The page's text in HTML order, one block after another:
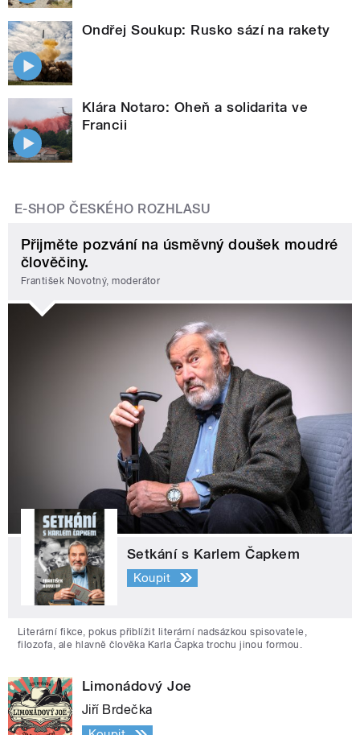
Ondřej Soukup: Rusko sází na rakety
Klára Notaro: Oheň a solidarita ve
Francii
E-SHOP ČESKÉHO ROZHLASU
Přijměte pozvání na úsměvný doušek moudré
člověčiny.
František Novotný, moderátor
Setkání s Karlem Čapkem
Koupit
Literární fikce, pokus přiblížit literární nadsázkou spisovatele,
filozofa, ale hlavně člověka Karla Čapka trochu jinou formou.
Limonádový Joe
Jiří Brdečka